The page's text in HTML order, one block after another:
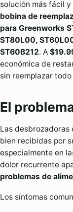
solución más fácil
bobina de
para Greenworks
ST80L00,
ST60B212. A
económica de
sin reemplazar
El
Las desbrozadoras
bien recibidas por
especialmente en
dolor recurrente
problemas de
Los síntomas